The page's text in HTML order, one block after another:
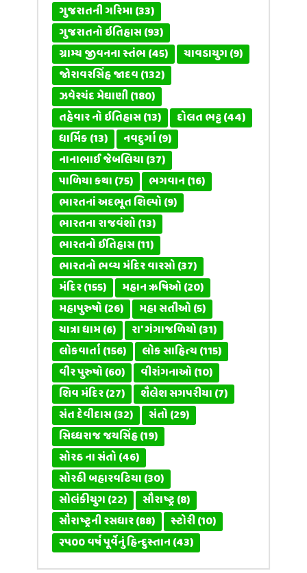
ગુજરાતની ગરિમા(33)
ગુજરાતનો ઇતિહાસ(93)
ગ્રામ્ય જીવનના સ્તંભ(45) ચાવડાયુગ(9)
જોરાવરસિંહ જાદવ(132)
ઝવેરચંદ મેઘાણી(180)
તહેવાર નો ઇતિહાસ(13) દોલત ભટ્ટ(44)
ધાર્મિક(13) નવદુર્ગા(9)
નાનાભાઈ જેબલિયા(37)
પાળિયા કથા(75) ભગવાન(16)
ભારતનાં અદભૂત શિલ્પો(9)
ભારતના રાજવંશો(13)
ભારતનો ઈતિહાસ(11)
ભારતનો ભવ્ય મંદિર વારસો(37)
મંદિર(155) મહાન ઋષિઓ(20)
મહાપુરુષો(26) મહા સતીઓ(5)
યાત્રા ધામ(6) રા' ગંગાજળિયો(31)
લોકવાર્તા(156) લોક સાહિત્ય(115)
વીર પુરુષો(60) વીરાંગનાઓ(10)
શિવ મંદિર(27) શૈલેશ સગપરીયા(7)
સંત દેવીદાસ(32) સંતો(29)
સિધ્ધરાજ જયસિંહ(19)
સોરઠ ના સંતો(46)
સોરઠી બહારવટિયા(30)
સોલંકીયુગ(22) સૌરાષ્ટ્ર(8)
સૌરાષ્ટ્રની રસધાર(88) સ્ટોરી(10)
૨૫૦૦ વર્ષ પૂર્વેનું હિન્દુસ્તાન(43)